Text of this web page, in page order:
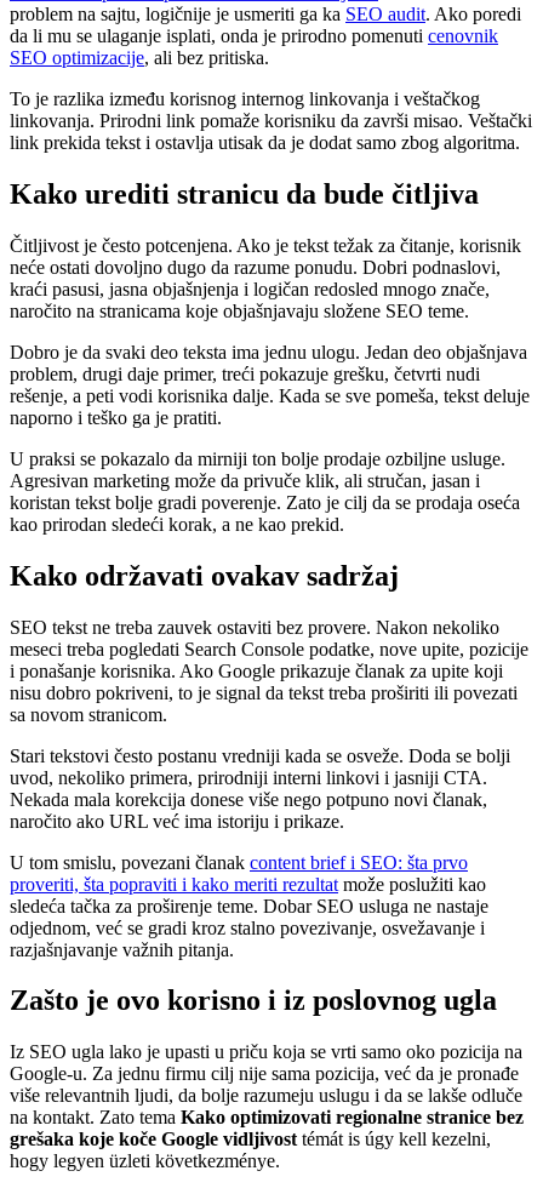
problem na sajtu, logičnije je usmeriti ga ka SEO audit. Ako poredi
da li mu se ulaganje isplati, onda je prirodno pomenuti cenovnik
SEO optimizacije, ali bez pritiska.
To je razlika između korisnog internog linkovanja i veštačkog
linkovanja. Prirodni link pomaže korisniku da završi misao. Veštački
link prekida tekst i ostavlja utisak da je dodat samo zbog algoritma.
Kako urediti stranicu da bude čitljiva
Čitljivost je često potcenjena. Ako je tekst težak za čitanje, korisnik
neće ostati dovoljno dugo da razume ponudu. Dobri podnaslovi,
kraći pasusi, jasna objašnjenja i logičan redosled mnogo znače,
naročito na stranicama koje objašnjavaju složene SEO teme.
Dobro je da svaki deo teksta ima jednu ulogu. Jedan deo objašnjava
problem, drugi daje primer, treći pokazuje grešku, četvrti nudi
rešenje, a peti vodi korisnika dalje. Kada se sve pomeša, tekst deluje
naporno i teško ga je pratiti.
U praksi se pokazalo da mirniji ton bolje prodaje ozbiljne usluge.
Agresivan marketing može da privuče klik, ali stručan, jasan i
koristan tekst bolje gradi poverenje. Zato je cilj da se prodaja oseća
kao prirodan sledeći korak, a ne kao prekid.
Kako održavati ovakav sadržaj
SEO tekst ne treba zauvek ostaviti bez provere. Nakon nekoliko
meseci treba pogledati Search Console podatke, nove upite, pozicije
i ponašanje korisnika. Ako Google prikazuje članak za upite koji
nisu dobro pokriveni, to je signal da tekst treba proširiti ili povezati
sa novom stranicom.
Stari tekstovi često postanu vredniji kada se osveže. Doda se bolji
uvod, nekoliko primera, prirodniji interni linkovi i jasniji CTA.
Nekada mala korekcija donese više nego potpuno novi članak,
naročito ako URL već ima istoriju i prikaze.
U tom smislu, povezani članak content brief i SEO: šta prvo
proveriti, šta popraviti i kako meriti rezultat može poslužiti kao
sledeća tačka za proširenje teme. Dobar SEO usluga ne nastaje
odjednom, već se gradi kroz stalno povezivanje, osvežavanje i
razjašnjavanje važnih pitanja.
Zašto je ovo korisno i iz poslovnog ugla
Iz SEO ugla lako je upasti u priču koja se vrti samo oko pozicija na
Google-u. Za jednu firmu cilj nije sama pozicija, već da je pronađe
više relevantnih ljudi, da bolje razumeju uslugu i da se lakše odluče
na kontakt. Zato tema Kako optimizovati regionalne stranice bez
grešaka koje koče Google vidljivost témát is úgy kell kezelni,
hogy legyen üzleti következménye.